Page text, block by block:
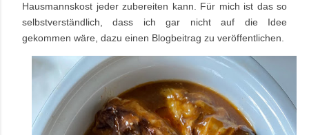
Hausmannskost jeder zubereiten kann. Für mich ist das so
selbstverständlich, dass ich gar nicht auf die Idee
gekommen wäre, dazu einen Blogbeitrag zu veröffentlichen.